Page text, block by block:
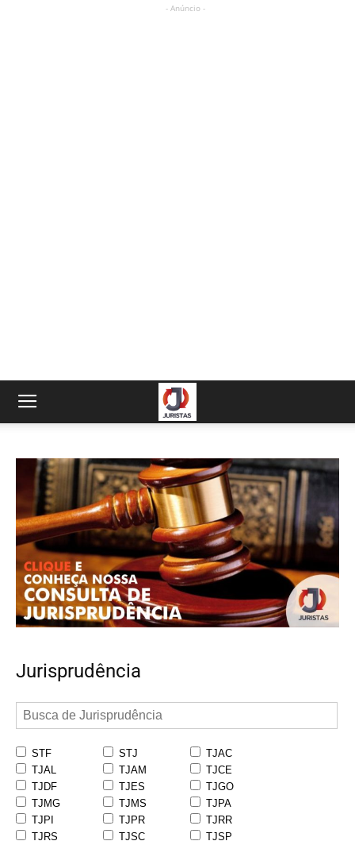
- Anúncio -
Jurisprudência
STF STJ
TJAC
TJAL
TJAM
TJCE
TJDF
TJES
TJGO
TJMG
TJMS
TJPA
TJPI
TJPR
TJRR
TJRS
TJSC
TJSP